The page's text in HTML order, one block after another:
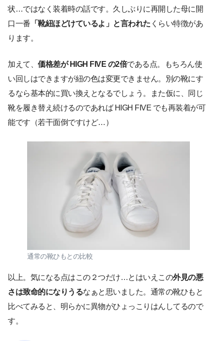
状…ではなく装着時の話です。久しぶりに再開した母に開
口一番 「靴紐ほどけているよ」と言われた くらい特徴があ
ります。
加えて、 価格差が HIGH FIVE の2倍である点。もちろん使
い回しはできますが紐の色は変更できません。別の靴にす
るなら基本的に買い換えとなるでしょう。また仮に、同じ
靴を履き替え続けるのであれば HIGH FIVE でも再装着が可
能です（若干面倒ですけど…）
通常の靴ひもとの比較
以上。気になる点はこの２つだけ…とはいえこの外見の悪
さは致命的になりうるなぁと思いました。通常の靴ひもと
比べてみると、明らかに異物がひょっこりはんしてるので
す。